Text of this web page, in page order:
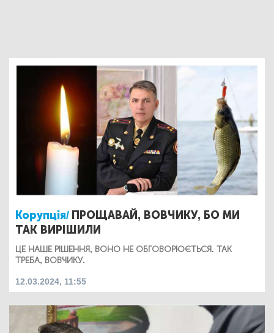
Корупція/ ПРОЩАВАЙ, ВОВЧИКУ, БО МИ
ТАК ВИРІШИЛИ
ЦЕ НАШЕ РІШЕННЯ, ВОНО НЕ ОБГОВОРЮЄТЬСЯ. ТАК
ТРЕБА, ВОВЧИКУ.
12.03.2024, 11:55